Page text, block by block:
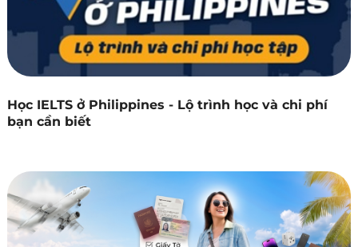
Học IELTS ở Philippines - Lộ trình học và chi phí
bạn cần biết